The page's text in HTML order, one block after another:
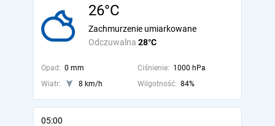
26°C
Odczuwalna 28°C
Zachmurzenie umiarkowane
Opad: 0 mm Ciśnienie: 1000 hPa
Wiatr:
8 km/h Wilgotność: 84%
05:00